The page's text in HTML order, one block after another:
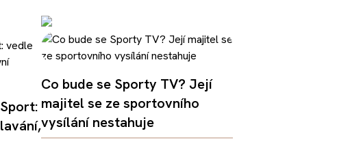
Co bude se Sporty TV? Její
majitel se ze sportovního
vysílání nestahuje